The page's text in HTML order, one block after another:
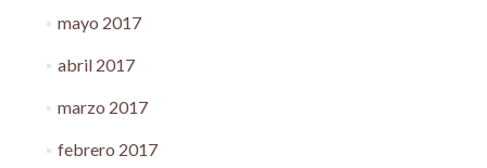
mayo 2017
abril 2017
marzo 2017
febrero 2017